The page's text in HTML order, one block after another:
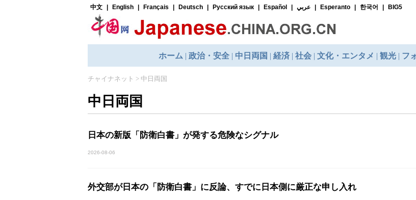
チャイナネット > 中日両国
中日両国
日本の新版「防衛白書」が発する危険なシグナル
2026-08-06
外交部が日本の「防衛白書」に反論、すでに日本側に厳正な申し入れ